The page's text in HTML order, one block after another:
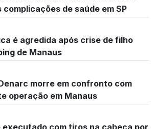
complicações de saúde em SP
é agredida após crise de filho
de Manaus
morre em confronto com
operação em Manaus